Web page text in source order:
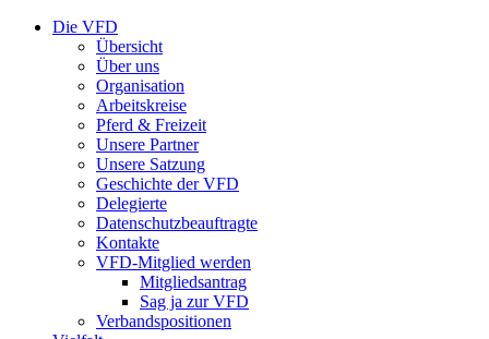
Die VFD
Übersicht
Über uns
Organisation
Arbeitskreise
Pferd & Freizeit
Unsere Partner
Unsere Satzung
Geschichte der VFD
Delegierte
Datenschutzbeauftragte
Kontakte
VFD-Mitglied werden
Mitgliedsantrag
Sag ja zur VFD
Verbandspositionen